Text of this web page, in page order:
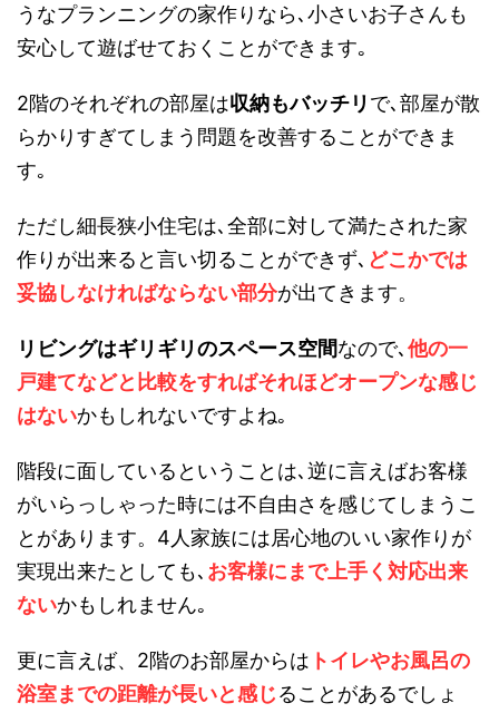
うなプランニングの家作りなら､小さいお子さんも
安心して遊ばせておくことができます｡
2階のそれぞれの部屋は収納もバッチリ で､部屋が散
らかりすぎてしまう問題を改善することができま
す｡
ただし細長狭小住宅は､全部に対して満たされた家
作りが出来ると言い切ることができず､ どこかでは
妥協しなければならない部分が出てきます。
リビングはギリギリのスペース空間なので､ 他の一
戸建てなどと比較をすればそれほどオープンな感じ
はないかもしれないですよね｡
階段に面しているということは､逆に言えばお客様
がいらっしゃった時には不自由さを感じてしまうこ
とがあります。4人家族には居心地のいい家作りが
実現出来たとしても､ お客様にまで上手く対応出来
ないかもしれません｡
更に言えば、2階のお部屋からは トイレやお風呂の
浴室までの距離が長いと感じることがあるでしょ